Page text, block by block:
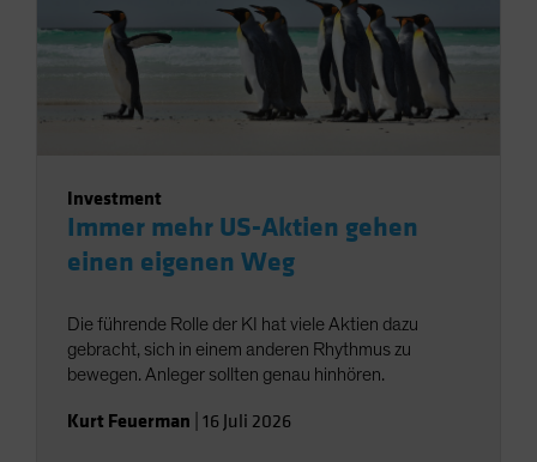
Investment
Immer mehr US-Aktien gehen
einen eigenen Weg
Die führende Rolle der KI hat viele Aktien dazu
gebracht, sich in einem anderen Rhythmus zu
bewegen. Anleger sollten genau hinhören.
Kurt Feuerman 16 Juli 2026